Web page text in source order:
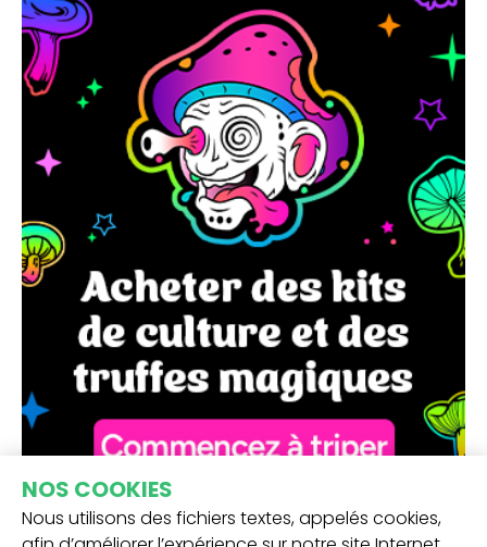
NOS COOKIES
Nous utilisons des fichiers textes, appelés cookies,